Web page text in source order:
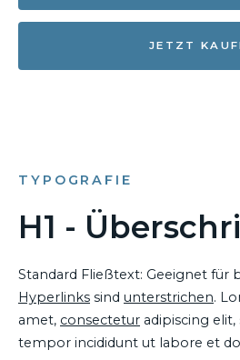
JETZT
TYPOGRAFIE
H1 -
Standard Fließtext: Geeignet für
Hyperlinks sind unterstrichen.
amet, consectetur adipiscing
tempor incididunt ut labore et